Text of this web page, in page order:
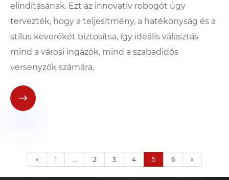
elindításának. Ezt az innovatív robogót úgy
tervezték, hogy a teljesítmény, a hatékonyság és a
stílus keverékét biztosítsa, így ideális választás
mind a városi ingázók, mind a szabadidős
versenyzők számára.

« 1 2 3 4 5 6 »